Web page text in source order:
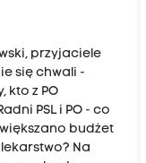
przyjaciele
się chwali -
kto z PO
PSL i PO - co
budżet
Na